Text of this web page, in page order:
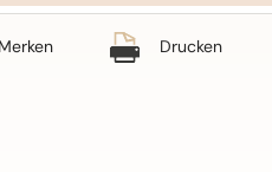
Merken Drucken